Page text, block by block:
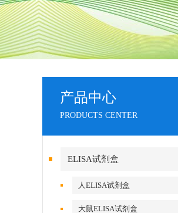
产品中心
PRODUCTS CENTER
ELISA试剂盒
人ELISA试剂盒
大鼠ELISA试剂盒